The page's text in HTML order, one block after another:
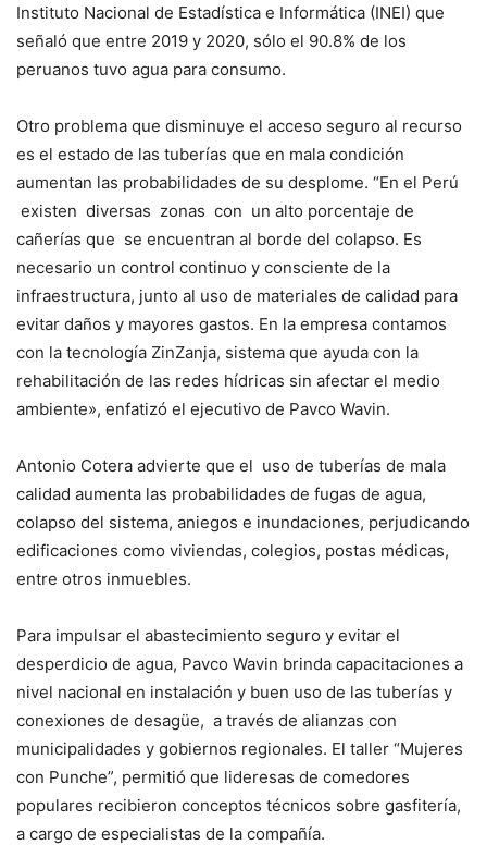
Instituto Nacional de Estadística e Informática (INEI) que
señaló que entre 2019 y 2020, sólo el 90.8% de los
peruanos tuvo agua para consumo.
Otro problema que disminuye el acceso seguro al recurso
es el estado de las tuberías que en mala condición
aumentan las probabilidades de su desplome. “En el Perú
existen diversas zonas con un alto porcentaje de
cañerías que se encuentran al borde del colapso. Es
necesario un control continuo y consciente de la
infraestructura, junto al uso de materiales de calidad para
evitar daños y mayores gastos. En la empresa contamos
con la tecnología ZinZanja, sistema que ayuda con la
rehabilitación de las redes hídricas sin afectar el medio
ambiente», enfatizó el ejecutivo de Pavco Wavin.
Antonio Cotera advierte que el uso de tuberías de mala
calidad aumenta las probabilidades de fugas de agua,
colapso del sistema, aniegos e inundaciones, perjudicando
edificaciones como viviendas, colegios, postas médicas,
entre otros inmuebles.
Para impulsar el abastecimiento seguro y evitar el
desperdicio de agua, Pavco Wavin brinda capacitaciones a
nivel nacional en instalación y buen uso de las tuberías y
conexiones de desagüe, a través de alianzas con
municipalidades y gobiernos regionales. El taller “Mujeres
con Punche”, permitió que lideresas de comedores
populares recibieron conceptos técnicos sobre gasfitería,
a cargo de especialistas de la compañía.